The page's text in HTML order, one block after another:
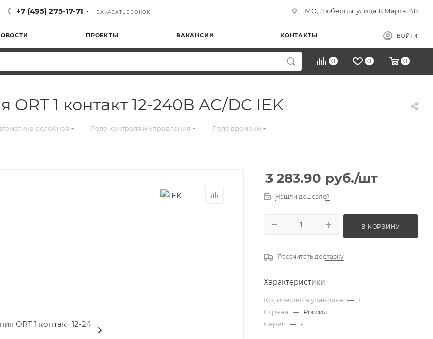
+7 (495) 275-17-71 ЗАКАЗАТЬ ЗВОНОК МО, Люберцы, улица 8 Марта, 48
ПРОЕКТЫ ВАКАНСИИ КОНТАКТЫ ВОЙТИ
0 0 0
1 контакт 12-240В AC/DC IEK
релейная — Реле контроля и управления — Реле времени —
3 283.90 руб./шт
Нашли дешевле?
В КОРЗИНУ
Рассчитать доставку
Характеристики
Количество в упаковке — 1
Страна — Россия
Серия — -